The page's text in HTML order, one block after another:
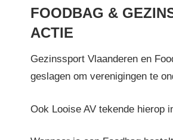
FOODBAG &
ACTIE
Gezinssport Vlaanderen en
geslagen om verenigingen te
Ook Looise AV tekende hierop